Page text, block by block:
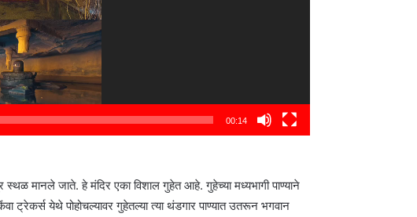
00:14
मानले जाते. हे मंदिर एका विशाल गुहेत आहे. गुहेच्या मध्यभागी पाण्याने
येथे पोहोचल्यावर गुहेतल्या त्या थंडगार पाण्यात उतरून भगवान